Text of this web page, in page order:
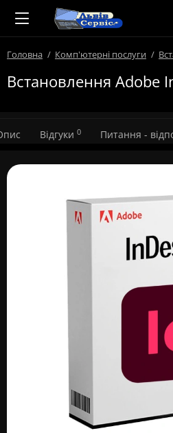
Головна Комп'ютерні послуги
Встановлення Adobe
Відгуки 0 Питання -